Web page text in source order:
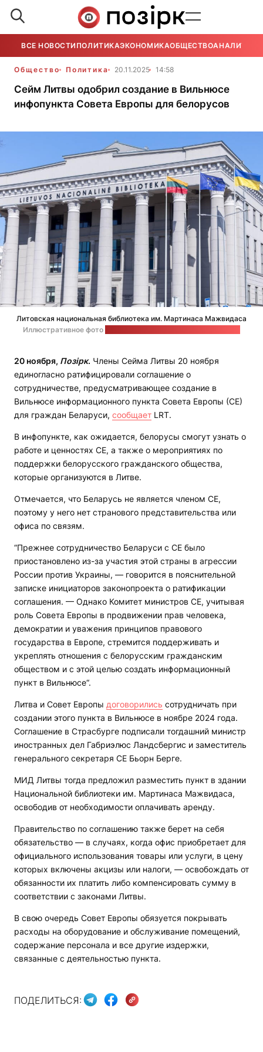
ВСЕ НОВОСТИ ПОЛИТИКАЭКОНОМИКАОБЩЕСТВОАНАЛИТИКА
Общество Политика 20.11.2025 14:58
Сейм Литвы одобрил создание в Вильнюсе
инфопункта Совета Европы для белорусов
Литовская национальная библиотека им. Мартинаса Мажвидаса
Иллюстративное фото
20 ноября, Позірк. Члены Сейма Литвы 20 ноября
единогласно ратифицировали соглашение о
сотрудничестве, предусматривающее создание в
Вильнюсе информационного пункта Совета Европы (СЕ)
для граждан Беларуси, сообщает LRT.
В инфопункте, как ожидается, белорусы смогут узнать о
работе и ценностях СЕ, а также о мероприятиях по
поддержки белорусского гражданского общества,
которые организуются в Литве.
Отмечается, что Беларусь не является членом СЕ,
поэтому у него нет странового представительства или
офиса по связям.
“Прежнее сотрудничество Беларуси с СЕ было
приостановлено из-за участия этой страны в агрессии
России против Украины, — говорится в пояснительной
записке инициаторов законопроекта о ратификации
соглашения. — Однако Комитет министров СЕ, учитывая
роль Совета Европы в продвижении прав человека,
демократии и уважения принципов правового
государства в Европе, стремится поддерживать и
укреплять отношения с белорусским гражданским
обществом и с этой целью создать информационный
пункт в Вильнюсе“.
Литва и Совет Европы договорились сотрудничать при
создании этого пункта в Вильнюсе в ноябре 2024 года.
Соглашение в Страсбурге подписали тогдашний министр
иностранных дел Габриэлюс Ландсбергис и заместитель
генерального секретаря СЕ Бьорн Берге.
МИД Литвы тогда предложил разместить пункт в здании
Национальной библиотеки им. Мартинаса Мажвидаса,
освободив от необходимости оплачивать аренду.
Правительство по соглашению также берет на себя
обязательство — в случаях, когда офис приобретает для
официального использования товары или услуги, в цену
которых включены акцизы или налоги, — освобождать от
обязанности их платить либо компенсировать сумму в
соответствии с законами Литвы.
В свою очередь Совет Европы обязуется покрывать
расходы на оборудование и обслуживание помещений,
содержание персонала и все другие издержки,
связанные с деятельностью пункта.
ПОДЕЛИТЬСЯ: